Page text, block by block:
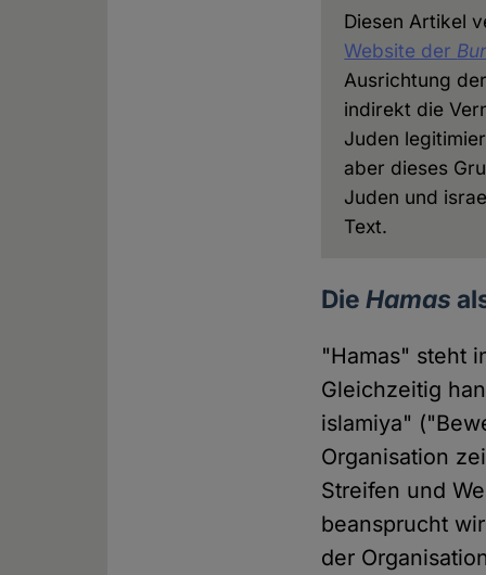
Diesen Artikel
Website der
Ausrichtung der
indirekt die
Juden
aber dieses
Juden und
Text.
DieHamas
"Hamas" steht
Gleichzeitig
islamiya"
Organisation
Streifen und
beansprucht
der